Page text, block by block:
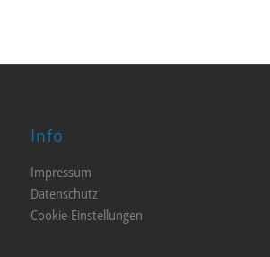
Info
Impressum
Datenschutz
Cookie-Einstellungen